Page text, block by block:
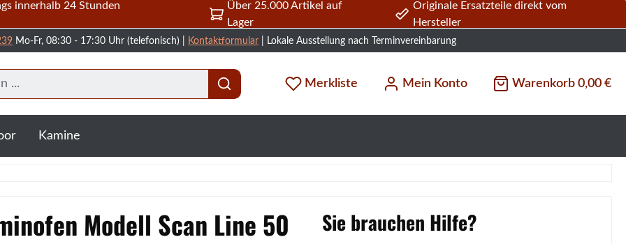
innerhalb 24 Stunden
Über 25.000 Artikel auf
Lager
Originale Ersatzteile direkt vom
Hersteller
Mo-Fr, 08:30 - 17:30 Uhr (telefonisch) | Kontaktformular | Lokale Ausstellung nach Terminvereinbarung
Merkliste Mein Konto Warenkorb 0,00 €
Kamine
Modell Scan Line 50 Sie brauchen Hilfe?